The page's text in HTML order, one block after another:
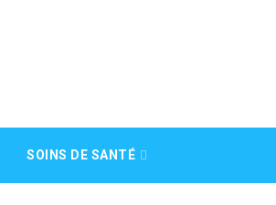
SOINS DE SANTÉ